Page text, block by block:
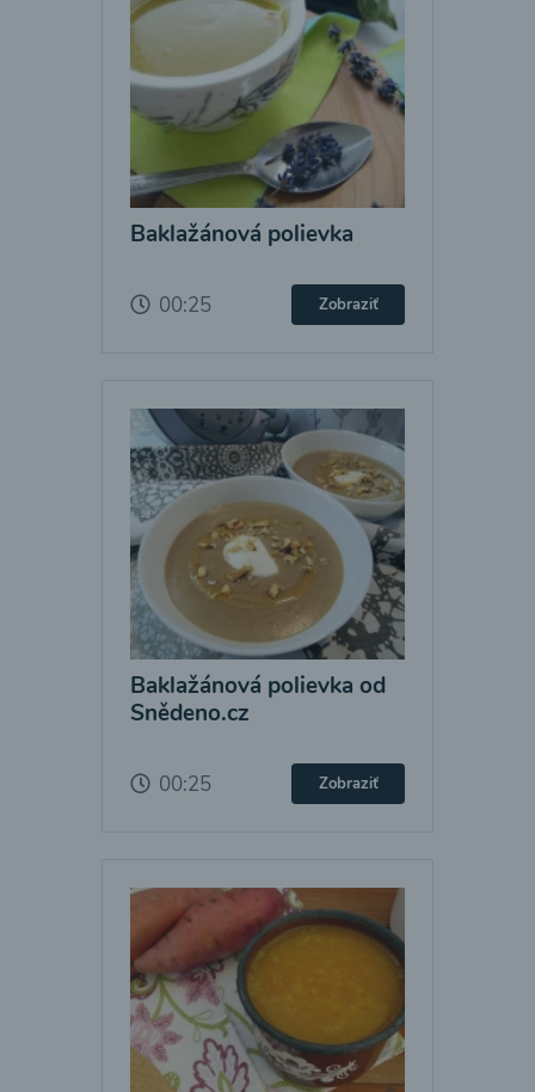
Baklažánová polievka
00:25 Zobraziť
Baklažánová polievka od
Snědeno.cz
00:25 Zobraziť